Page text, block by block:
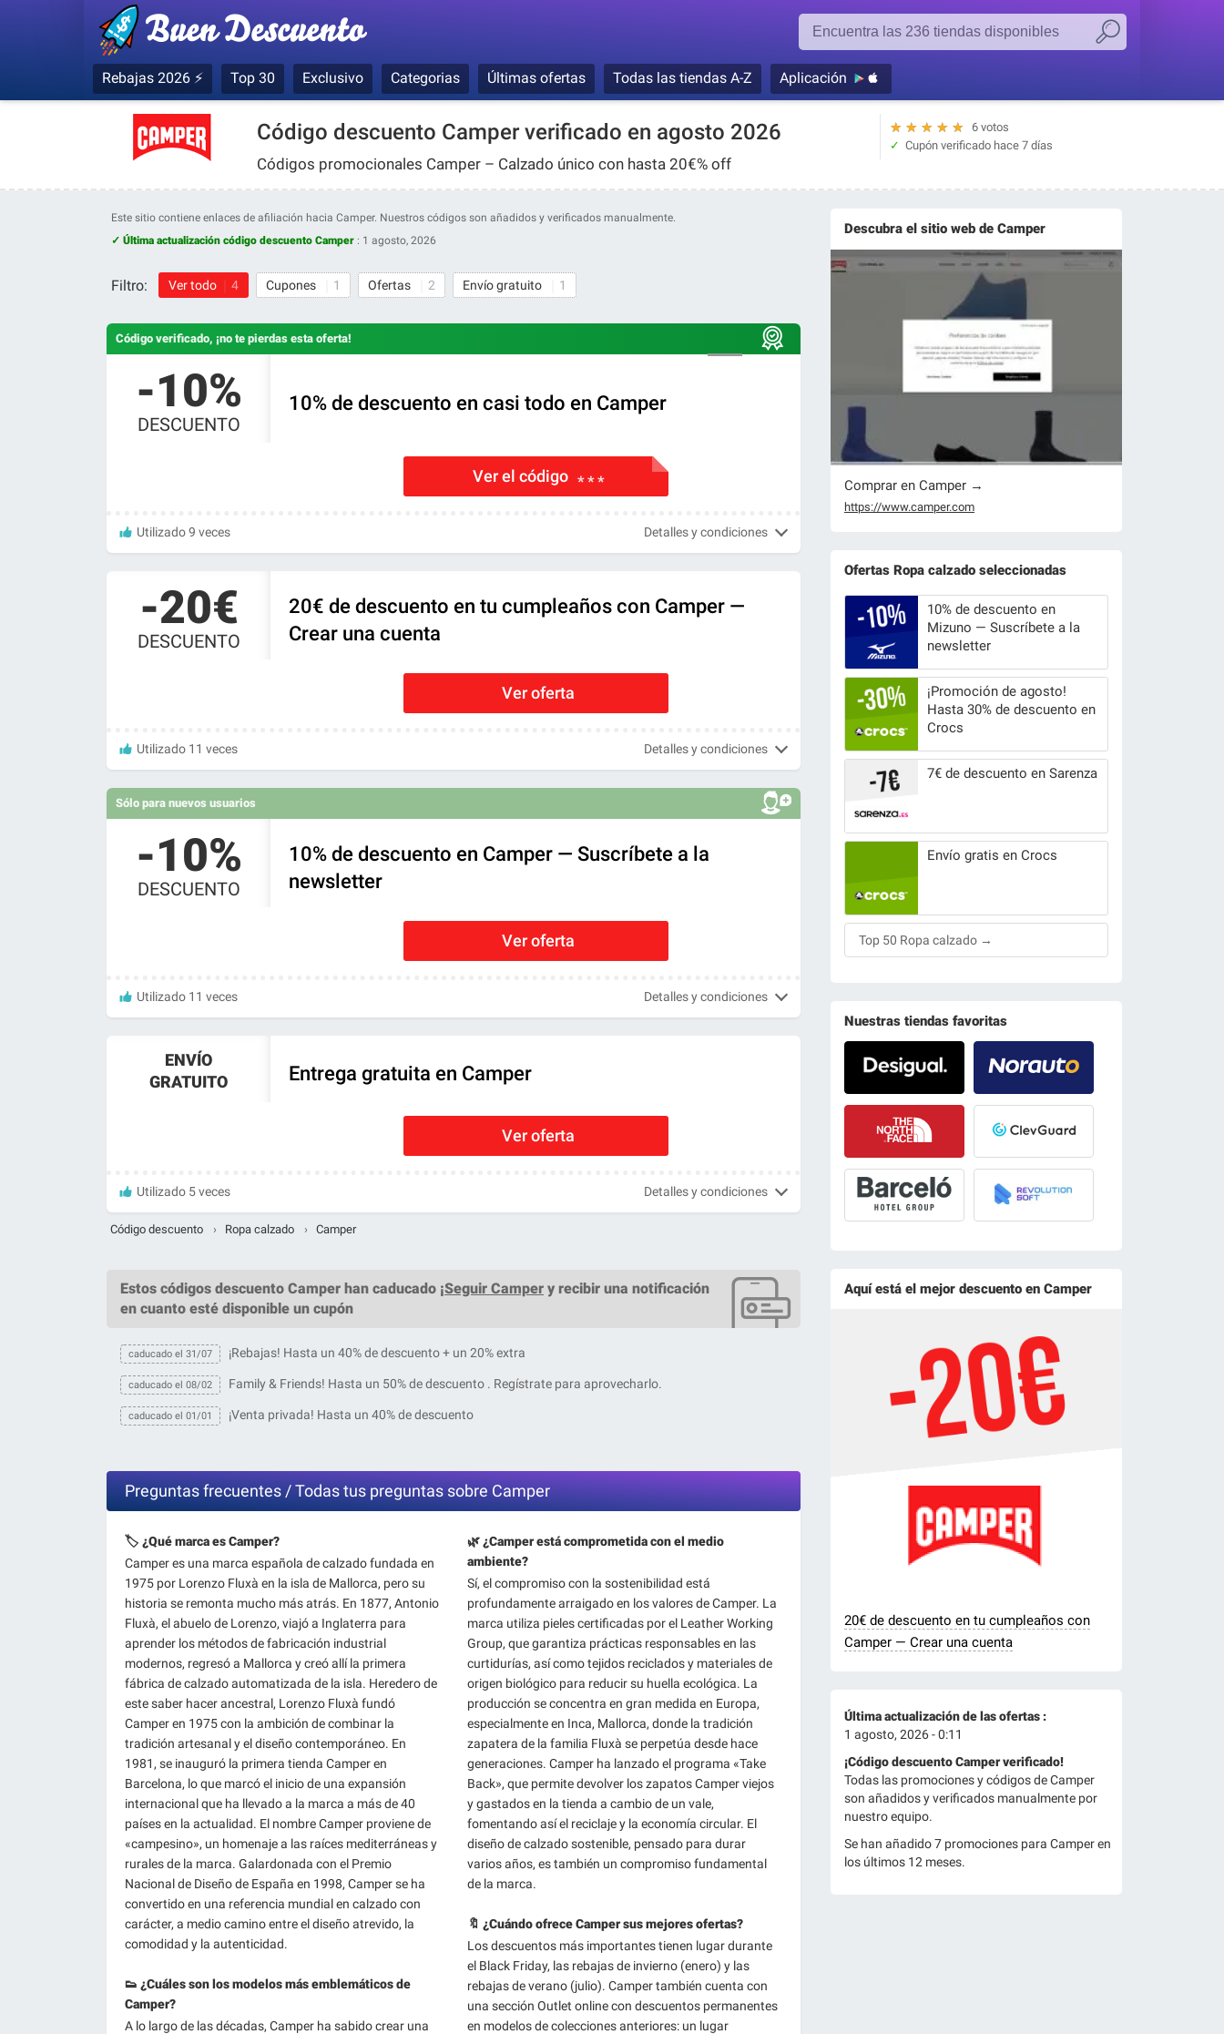
Rebajas 2026 ⚡ Top 30 Exclusivo Categorias Últimas ofertas Todas las tiendas A-Z Aplicación
Código descuento Camper verificado en agosto 2026
Códigos promocionales Camper – Calzado único con hasta 20€% off
6 votos
★
★
★
★
★
Cupón verificado hace 7 días
Este sitio contiene enlaces de afiliación hacia Camper. Nuestros códigos son añadidos y verificados manualmente.
✓ Última actualización código descuento Camper : 1 agosto, 2026
Filtro: Ver todo 4 Cupones 1 Ofertas 2 Envío gratuito 1
Código verificado, ¡no te pierdas esta oferta!
-10%
DESCUENTO
10% de descuento en casi todo en Camper
Ver el código * * *
Utilizado 9 veces Detalles y condiciones
-20€
DESCUENTO
20€ de descuento en tu cumpleaños con Camper —
Crear una cuenta
Ver oferta
Utilizado 11 veces Detalles y condiciones
Sólo para nuevos usuarios
-10%
DESCUENTO
10% de descuento en Camper — Suscríbete a la
newsletter
Ver oferta
Utilizado 11 veces Detalles y condiciones
ENVÍO
GRATUITO
Entrega gratuita en Camper
Ver oferta
Utilizado 5 veces Detalles y condiciones
Código descuento › Ropa calzado › Camper
Estos códigos descuento Camper han caducado ¡Seguir Camper y recibir una notificación
en cuanto esté disponible un cupón
caducado el 31/07 ¡Rebajas! Hasta un 40% de descuento + un 20% extra
caducado el 08/02 Family & Friends! Hasta un 50% de descuento . Regístrate para aprovecharlo.
caducado el 01/01 ¡Venta privada! Hasta un 40% de descuento
Preguntas frecuentes / Todas tus preguntas sobre Camper
🏷️ ¿Qué marca es Camper?
Camper es una marca española de calzado fundada en
1975 por Lorenzo Fluxà en la isla de Mallorca, pero su
historia se remonta mucho más atrás. En 1877, Antonio
Fluxà, el abuelo de Lorenzo, viajó a Inglaterra para
aprender los métodos de fabricación industrial
modernos, regresó a Mallorca y creó allí la primera
fábrica de calzado automatizada de la isla. Heredero de
este saber hacer ancestral, Lorenzo Fluxà fundó
Camper en 1975 con la ambición de combinar la
tradición artesanal y el diseño contemporáneo. En
1981, se inauguró la primera tienda Camper en
Barcelona, lo que marcó el inicio de una expansión
internacional que ha llevado a la marca a más de 40
países en la actualidad. El nombre Camper proviene de
«campesino», un homenaje a las raíces mediterráneas y
rurales de la marca. Galardonada con el Premio
Nacional de Diseño de España en 1998, Camper se ha
convertido en una referencia mundial en calzado con
carácter, a medio camino entre el diseño atrevido, la
comodidad y la autenticidad.
👟 ¿Cuáles son los modelos más emblemáticos de
Camper?
A lo largo de las décadas, Camper ha sabido crear una
🌿 ¿Camper está comprometida con el medio
ambiente?
Sí, el compromiso con la sostenibilidad está
profundamente arraigado en los valores de Camper. La
marca utiliza pieles certificadas por el Leather Working
Group, que garantiza prácticas responsables en las
curtidurías, así como tejidos reciclados y materiales de
origen biológico para reducir su huella ecológica. La
producción se concentra en gran medida en Europa,
especialmente en Inca, Mallorca, donde la tradición
zapatera de la familia Fluxà se perpetúa desde hace
generaciones. Camper ha lanzado el programa «Take
Back», que permite devolver los zapatos Camper viejos
y gastados en la tienda a cambio de un vale,
fomentando así el reciclaje y la economía circular. El
diseño de calzado sostenible, pensado para durar
varios años, es también un compromiso fundamental
de la marca.
🔖 ¿Cuándo ofrece Camper sus mejores ofertas?
Los descuentos más importantes tienen lugar durante
el Black Friday, las rebajas de invierno (enero) y las
rebajas de verano (julio). Camper también cuenta con
una sección Outlet online con descuentos permanentes
en modelos de colecciones anteriores: un lugar
Descubra el sitio web de Camper
Comprar en Camper →
https://www.camper.com
Ofertas Ropa calzado seleccionadas
10% de descuento en
Mizuno — Suscríbete a la
newsletter
¡Promoción de agosto!
Hasta 30% de descuento en
Crocs
7€ de descuento en Sarenza
Envío gratis en Crocs
Top 50 Ropa calzado →
Nuestras tiendas favoritas
Aquí está el mejor descuento en Camper
20€ de descuento en tu cumpleaños con
Camper — Crear una cuenta
Última actualización de las ofertas :
1 agosto, 2026 - 0:11
¡Código descuento Camper verificado!
Todas las promociones y códigos de Camper
son añadidos y verificados manualmente por
nuestro equipo.
Se han añadido 7 promociones para Camper en
los últimos 12 meses.